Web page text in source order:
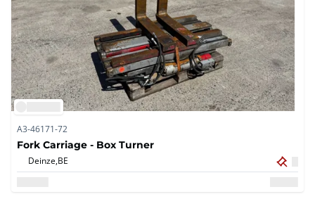
A3-46171-72
Fork Carriage - Box Turner
Deinze,BE